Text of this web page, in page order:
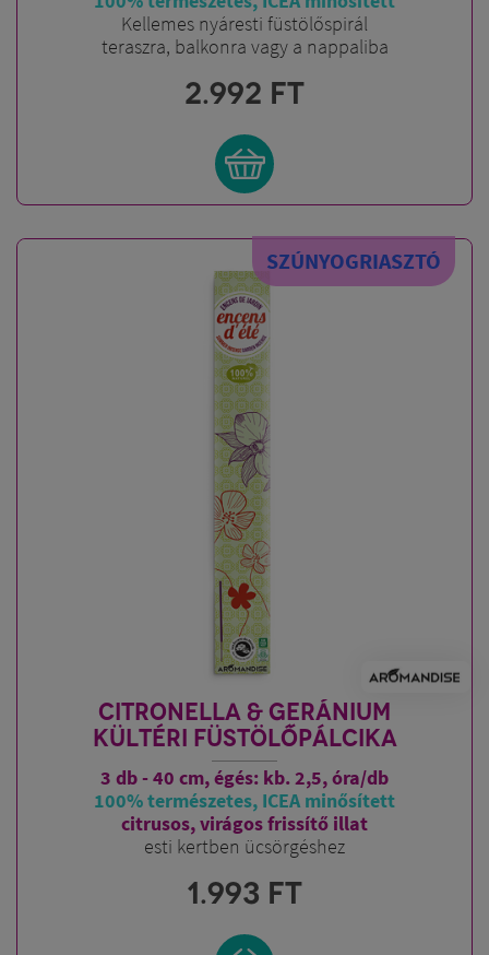
Kellemes nyáresti füstölőspirál
teraszra, balkonra vagy a nappaliba
2.992 FT
SZÚNYOGRIASZTÓ
CITRONELLA & GERÁNIUM
KÜLTÉRI FÜSTÖLŐPÁLCIKA
3 db - 40 cm, égés: kb. 2,5, óra/db
100% természetes, ICEA minősített
citrusos, virágos frissítő illat
esti kertben ücsörgéshez
1.993 FT